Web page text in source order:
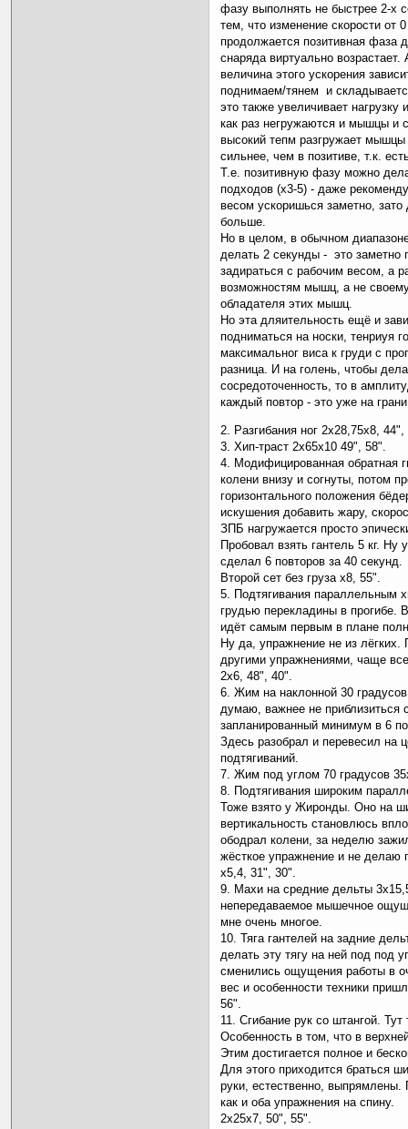
фазу выполнять не быстрее 2-х
тем, что изменение скорости от
продолжается позитивная фаза
снаряда виртуально
величина этого ускорения
поднимаем/тянем и
это также увеличивает
как раз негружаются и мышцы и
высокий тепм разгружает
сильнее, чем в позитиве, т.к.
Т.е. позитивную фазу можно
подходов (х3-5) - даже
весом ускоришься заметно,
больше.
Но в целом, в обычном
делать 2 секунды - это заметно
задираться с рабочим весом, а
возможностям мышц, а не
обладателя этих мышц.
Но эта дляительность ещё и
подниматься на носки, тенриуя
максимальног виса к груди с
разница. И на голень, чтобы
сосредоточенность, то в
каждый повтор - это уже на
2. Разгибания ног 2х28,75х8, 44",
3. Хип-траст 2х65х10 49", 58".
4. Модифицированная обратная
колени внизу и согнуты, потом
горизонтального положения
искушения добавить жару,
ЗПБ нагружается просто
Пробовал взять гантель 5 кг.
сделал 6 повторов за 40 секунд.
Второй сет без груза х8, 55".
5. Подтягивания параллельным
грудью перекладины в прогибе.
идёт самым первым в плане
Ну да, упражнение не из
другими упражнениями, чаще
2х6, 48", 40".
6. Жим на наклонной 30
думаю, важнее не приблизиться
запланированный минимум в 6
Здесь разобрал и перевесил на
подтягиваний.
7. Жим под углом 70 градусов
8. Подтягивания широким
Тоже взято у Жиронды. Оно на
вертикальность становлюсь
ободрал колени, за неделю
жёсткое упражнение и не делаю
х5,4, 31", 30".
9. Махи на средние дельты
непередаваемое мышечное
мне очень многое.
10. Тяга гантелей на задние
делать эту тягу на ней под под
сменились ощущения работы в
вес и особенности техники
56".
11. Сгибание рук со штангой.
Особенность в том, что в
Этим достигается полное и
Для этого приходится браться
руки, естественно,
как и оба упражнения на спину.
2х25х7, 50", 55".